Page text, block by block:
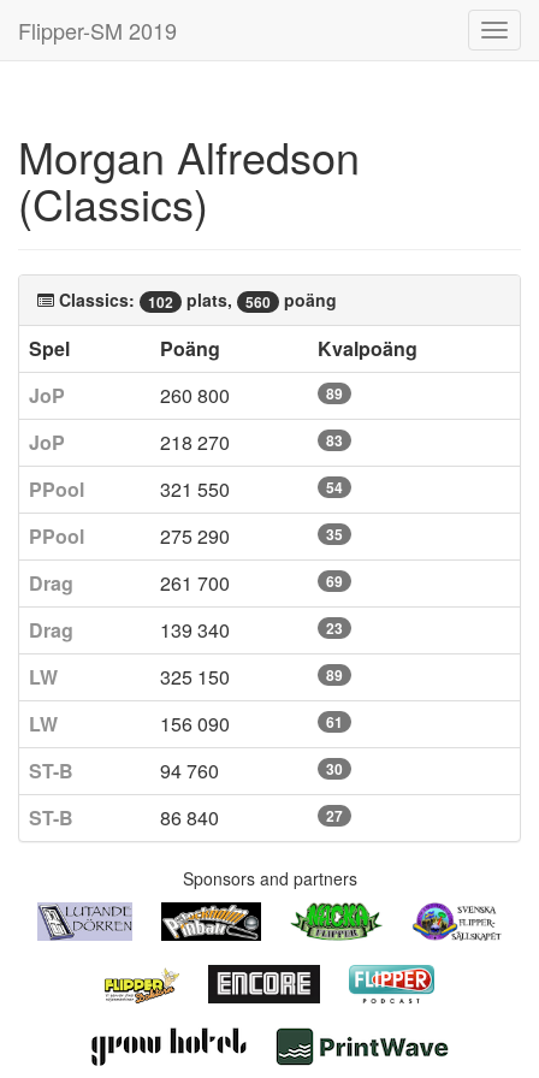
Flipper-SM 2019
Morgan Alfredson
(Classics)
Classics: 102 plats, 560 poäng
Spel Poäng
Kvalpoäng
JoP
260 800 89
JoP 218 270 83
PPool 321 550 54
PPool 275 290 35
Drag 261 700 69
Drag 139 340 23
LW 325 150 89
LW 156 090 61
ST-B 94 760 30
ST-B 86 840 27
Sponsors and partners